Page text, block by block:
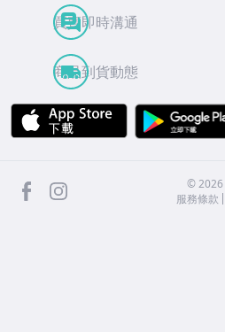
買賣即時溝通
商品到貨動態
APP Store
facebook ©2026
服務條款